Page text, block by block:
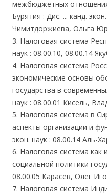
межбюджетных
Бурятия : Дис. ... канд.
Чимитдоржиева, Ольга
3. Налоговая система
наук : 08.00.10, 08.00.14
4. Налоговая система
экономические основы
государства в
наук : 08.00.01 Кисель,
5. Налоговая система в
аспекты организации и
экон. наук : 08.00.14 Аль-
6. Налоговая система как
социальной политики
08.00.05 Карасев, Олег
7. Налоговая система